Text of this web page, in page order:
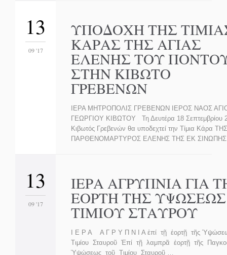
13
09 '17
ΥΠΟΔΟΧΗ ΤΗΣ
ΚΑΡΑΣ ΤΗΣ ΑΓΙΑΣ
ΕΛΕΝΗΣ ΤΟΥ
ΣΤΗΝ ΚΙΒΩΤΟ
ΓΡΕΒΕΝΩΝ
ΙΕΡΑ ΜΗΤΡΟΠΟΛΙΣ ΓΡΕΒΕΝΩΝ ΙΕΡΟΣ ΝΑΟΣ
ΓΕΩΡΓΙΟΥ ΚΙΒΩΤΟΥ Τη Δευτέρα 18 Σεπτεμβρίου
Κιβωτός Γρεβενών θα υποδεχτεί την Τίμια Κάρα
ΠΑΡΘΕΝΟΜΑΡΤΥΡΟΣ ΕΛΕΝΗΣ ΤΗΣ ΕΚ
13
09 '17
ΙΕΡΑ ΑΓΡΥΠΝΙΑ ΓΙΑ
ΕΟΡΤΗ ΤΗΣ
ΤΙΜΙΟΥ ΣΤΑΥΡΟΥ
Ι Ε Ρ Α Α Γ Ρ Υ Π Ν Ι Α ἐπί τῇ ἑορτῇ τῆς
Τιμίου Σταυροῦ Ἐπί τῇ λαμπρᾶ ἑορτῇ τῆς
Ὑψώσεως τοῦ Τιμίου Σταυροῦ …